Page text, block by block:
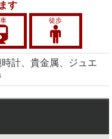
す
徒歩
計、貴金属、ジュエ